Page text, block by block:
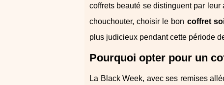
coffrets beauté se distinguent par
chouchouter, choisir le bon coffret
plus judicieux pendant cette période
Pourquoi opter pour un
La Black Week, avec ses remises